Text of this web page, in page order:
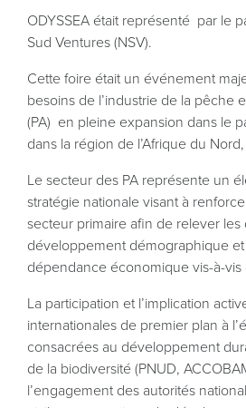
ODYSSEA était représenté par le
Sud Ventures (NSV).
Cette foire était un événement
besoins de l’industrie de la pêche
(PA) en pleine expansion dans le
dans la région de l’Afrique du
Le secteur des PA représente un
stratégie nationale visant à
secteur primaire afin de relever les
développement démographique
dépendance économique vis-à-
La participation et l’implication
internationales de premier plan à
consacrées au développement
de la biodiversité (PNUD,
l’engagement des autorités